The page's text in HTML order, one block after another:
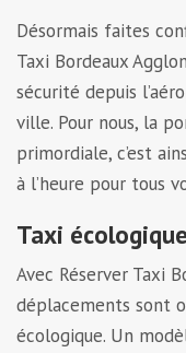
Désormais faites
Taxi Bordeaux
sécurité depuis
ville. Pour nous, la
primordiale, c’est
à l’heure pour tous
Taxi écologique
Avec Réserver Taxi
déplacements sont
écologique. Un